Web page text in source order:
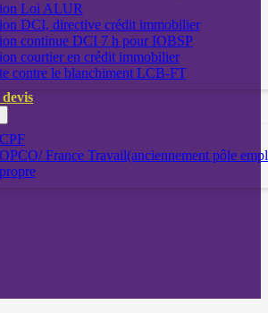
Loi ALUR
DCI, directive crédit immobilier
continue DCI 7 h pour IOBSP
courtier en crédit immobilier
contre le blanchiment LCB-FT
France Travail(anciennement pôle